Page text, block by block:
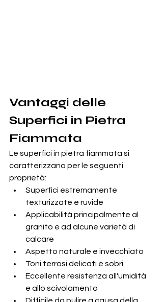
Vantaggi delle
Superfici in Pietra
Fiammata
Le superfici in pietra fiammata si
caratterizzano per le seguenti
proprietà:
Superfici estremamente
texturizzate e ruvide
Applicabilità principalmente al
granito e ad alcune varietà di
calcare
Aspetto naturale e invecchiato
Toni terrosi delicati e sobri
Eccellente resistenza all'umidità
e allo scivolamento